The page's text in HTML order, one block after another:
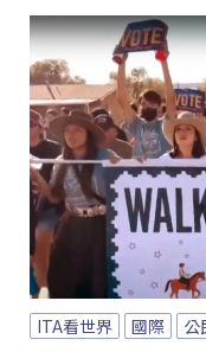
ITA看世界 國際 公